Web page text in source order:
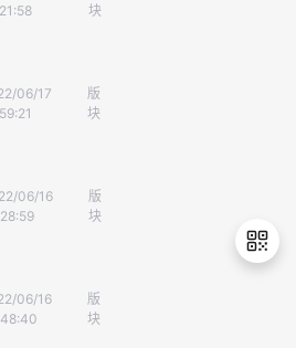
块
06/17
版
块
06/16
版
块
06/16
版
块